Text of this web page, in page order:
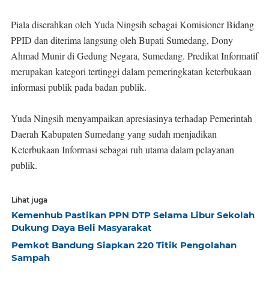
Piala diserahkan oleh Yuda Ningsih sebagai Komisioner Bidang
PPID dan diterima langsung oleh Bupati Sumedang, Dony
Ahmad Munir di Gedung Negara, Sumedang. Predikat Informatif
merupakan kategori tertinggi dalam pemeringkatan keterbukaan
informasi publik pada badan publik.
Yuda Ningsih menyampaikan apresiasinya terhadap Pemerintah
Daerah Kabupaten Sumedang yang sudah menjadikan
Keterbukaan Informasi sebagai ruh utama dalam pelayanan
publik.
Lihat juga
Kemenhub Pastikan PPN DTP Selama Libur Sekolah
Dukung Daya Beli Masyarakat
Pemkot Bandung Siapkan 220 Titik Pengolahan
Sampah